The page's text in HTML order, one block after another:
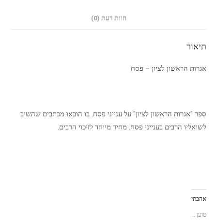
חוות דעת (0)
תיאור
אגרות הראשון לציון – פסח
ספר "אגרות הראשון לציון" על ענייני פסח. בו הובאו מכתבים שהשיב
לשואליו הרבים בענייני פסח. מחיר מיוחד לזיכוי הרבים.
אהבתי
טוען...